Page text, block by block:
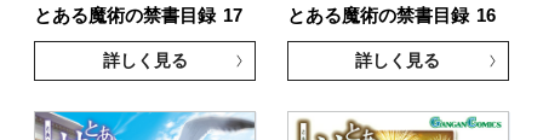
とある魔術の禁書目録 17
詳しく見る
とある魔術の禁書目録 16
詳しく見る